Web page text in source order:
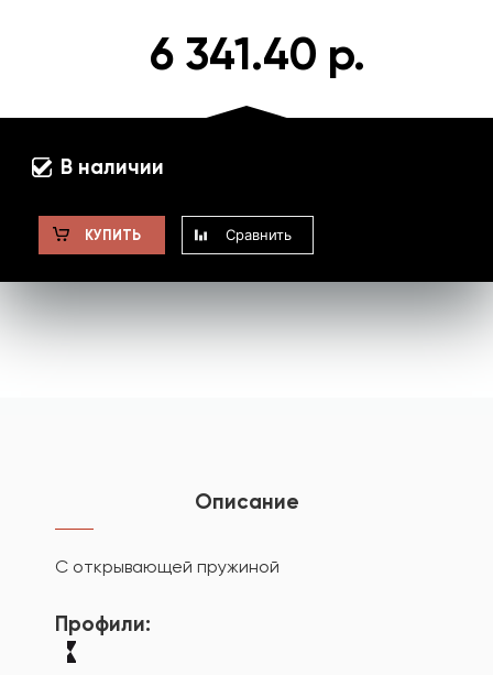
6 341.40 р.
В наличии
КУПИТЬ Сравнить
Описание
С открывающей пружиной
Профили: